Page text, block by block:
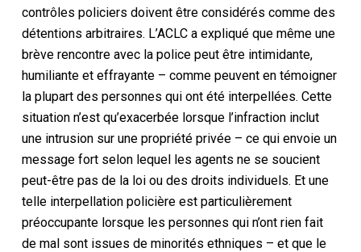
contrôles policiers doivent être considérés comme des
détentions arbitraires. L’ACLC a expliqué que même une
brève rencontre avec la police peut être intimidante,
humiliante et effrayante – comme peuvent en témoigner
la plupart des personnes qui ont été interpellées. Cette
situation n’est qu’exacerbée lorsque l’infraction inclut
une intrusion sur une propriété privée – ce qui envoie un
message fort selon lequel les agents ne se soucient
peut-être pas de la loi ou des droits individuels. Et une
telle interpellation policière est particulièrement
préoccupante lorsque les personnes qui n’ont rien fait
de mal sont issues de minorités ethniques – et que le